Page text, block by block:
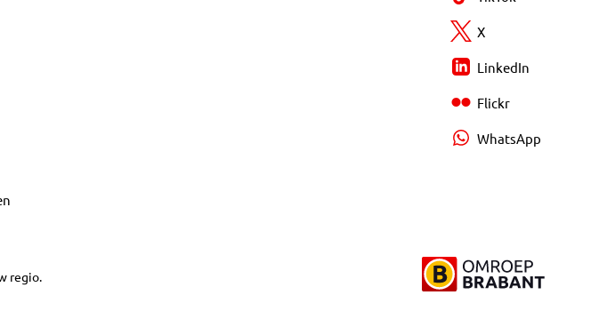
X
LinkedIn
Flickr
WhatsApp
regio.